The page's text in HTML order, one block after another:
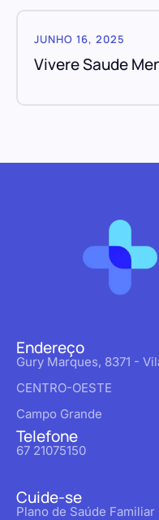
JUNHO 16, 2025
Vivere Saude
Endereço
Gury Marques, 8371 -
CENTRO-OESTE
Campo Grande
Telefone
67 21075150
Cuide-se
Plano de Saúde Familiar